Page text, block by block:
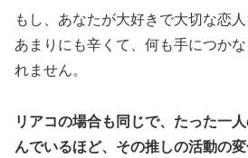
もし、あなたが大好きで大切な恋
あまりにも辛くて、何も手につか
れません。
リアコの場合も同じで、たった一
んでいるほど、その推しの活動の